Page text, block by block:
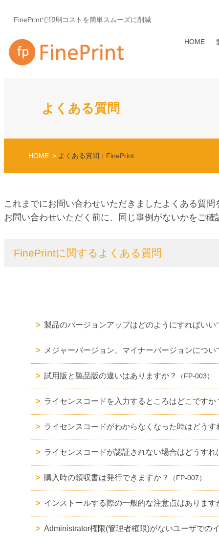
FinePrintで印刷コストを簡単スムーズに削減
HOME
よくある質問
HOME よくある質問：FinePrint
これまでにお問い合わせいただきましたよくある質問
お問い合わせいただく前に、同じ事例がないかをご
FinePrintに関するよくある質問
製品のバージョンアップはどのようにすればいい
メジャーバージョン、マイナーバージョンについ
試用版と製品版の違いはありますか？ （FP-003）
ライセンスコードを入力するところはどこですか
ライセンスコードがわからなくなった時はどうす
ライセンスコードが認証されない場合はどうすれ
購入時の領収書は発行できますか？ （FP-007）
インストールする際の一般的な注意点はあります
Administrator権限(管理者権限)がないユーザでの